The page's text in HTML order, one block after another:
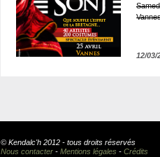
12/03/
© Kendalc'h 2012 - tous droits réservés
Nous contacter - Mentions légales - Crédits